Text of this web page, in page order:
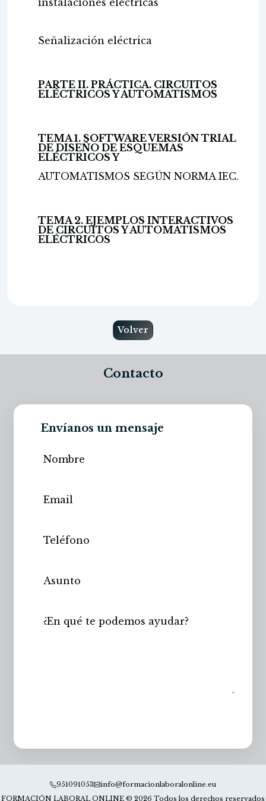
instalaciones eléctricas
Señalización eléctrica
PARTE II. PRÁCTICA. CIRCUITOS
ELÉCTRICOS Y AUTOMATISMOS
TEMA 1. SOFTWARE VERSIÓN TRIAL
DE DISEÑO DE ESQUEMAS
ELÉCTRICOS Y
AUTOMATISMOS SEGÚN NORMA IEC.
TEMA 2. EJEMPLOS INTERACTIVOS
DE CIRCUITOS Y AUTOMATISMOS
ELÉCTRICOS
Volver
Contacto
Envíanos un mensaje
951091053
info@formacionlaboralonline.eu
FORMACIÓN LABORAL ONLINE © 2026 Todos los derechos reservados